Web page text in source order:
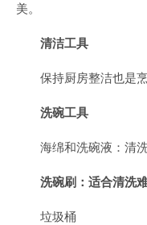
美。
清洁工具
保持厨房整洁也是
洗碗工具
海绵和洗碗液：清
洗碗刷：适合清洗
垃圾桶